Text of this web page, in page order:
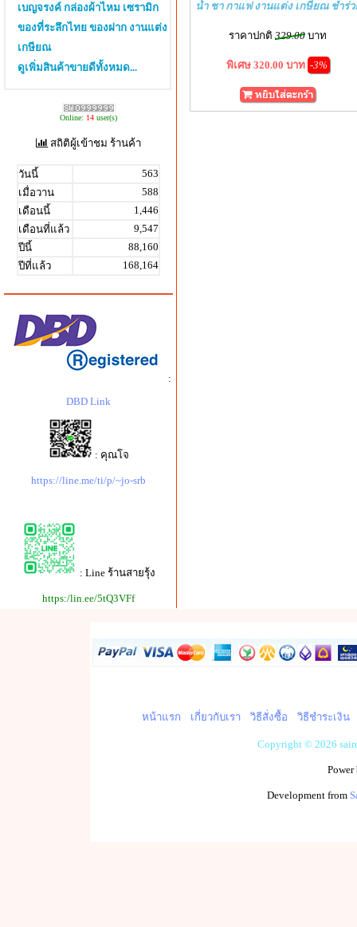
เบญจรงค์ กล่องผ้าไหม เซรามิก
ของที่ระลึกไทย ของฝาก งานแต่ง
เกษียณ
ดูเพิ่มสินค้าขายดีทั้งหมด...
Online: 14 user(s)
สถิติผู้เข้าชม ร้านค้า
วันนี้
563
เมื่อวาน
588
เดือนนี้
1,446
เดือนที่แล้ว
9,547
ปีนี้
88,160
ปีที่แล้ว
168,164
:
DBD Link
: คุณโจ
https://line.me/ti/p/~jo-srb
: Line ร้านสายรุ้ง
https:/lin.ee/5tQ3VFf
น้ำ ชา กาแฟ งานแต่ง เกษียณ ชำร่ว
ราคาปกติ 329.00 บาท
พิเศษ 320.00 บาท -3%
หน้าแรก เกี่ยวกับเรา วิธีสั่งซื้อ วิธีชำระเงิน
Copyright © 2026
Development from